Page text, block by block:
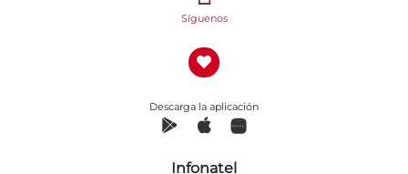
Síguenos
Descarga la aplicación
Infonatel